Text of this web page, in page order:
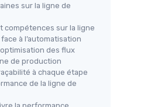
sur la ligne de
compétences sur la ligne
à l’automatisation
des flux
de production
à chaque étape
de la ligne de